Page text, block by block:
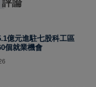
億元進駐七股科工區
個就業機會